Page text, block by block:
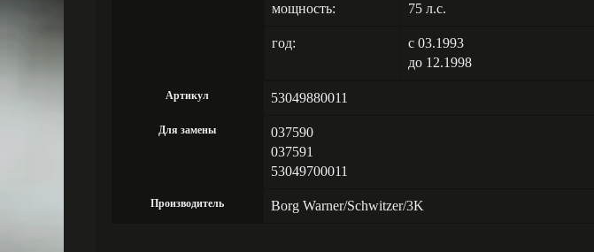
мощность: 75 л.с.
год:
с 03.1993
до 12.1998
Артикул 53049880011
Для замены
037590
037591
53049700011
Производитель Borg Warner/Schwitzer/3K